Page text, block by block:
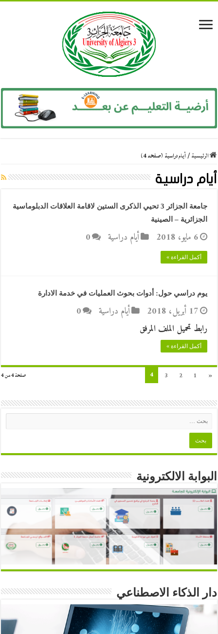
الرئيسية/أيام دراسية (صفحه 4)
أيام دراسية
جامعة الجزائر 3 تحيي الذكرى الستين لاقامة العلاقات الدبلوماسية
الجزائرية – الصينية
6 مايو، 2018 أيام دراسية 0
أكمل القراءة »
يوم دراسي حول: أدوات بحوث العمليات في خدمة الادارة
17 أبريل، 2018 أيام دراسية
0
رابط تحميل الملف المرفق
أكمل القراءة »
صفحة 4 من 4 «
1
2
3
4
البوابة الالكترونية
دار الذكاء الاصطناعي